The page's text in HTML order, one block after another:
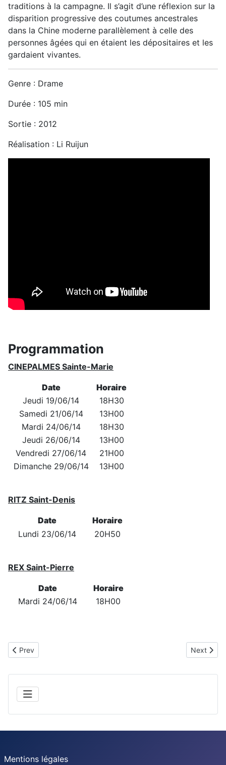
traditions à la campagne. Il s’agit d’une réflexion sur la
disparition progressive des coutumes ancestrales
dans la Chine moderne parallèlement à celle des
personnes âgées qui en étaient les dépositaires et les
gardaient vivantes.
Genre : Drame
Durée : 105 min
Sortie : 2012
Réalisation : Li Ruijun
Programmation
CINEPALMES Sainte-Marie
Date
Horaire
Jeudi 19/06/14
18H30
Samedi 21/06/14
13H00
Mardi 24/06/14
18H30
Jeudi 26/06/14
13H00
Vendredi 27/06/14
21H00
Dimanche 29/06/14
13H00
RITZ Saint-Denis
Date
Horaire
Lundi 23/06/14
20H50
REX Saint-Pierre
Date
Horaire
Mardi 24/06/14
18H00
Previous article: 03. EINSTEIN ET EINSTEIN
Prev Next
Next
Mentions légales